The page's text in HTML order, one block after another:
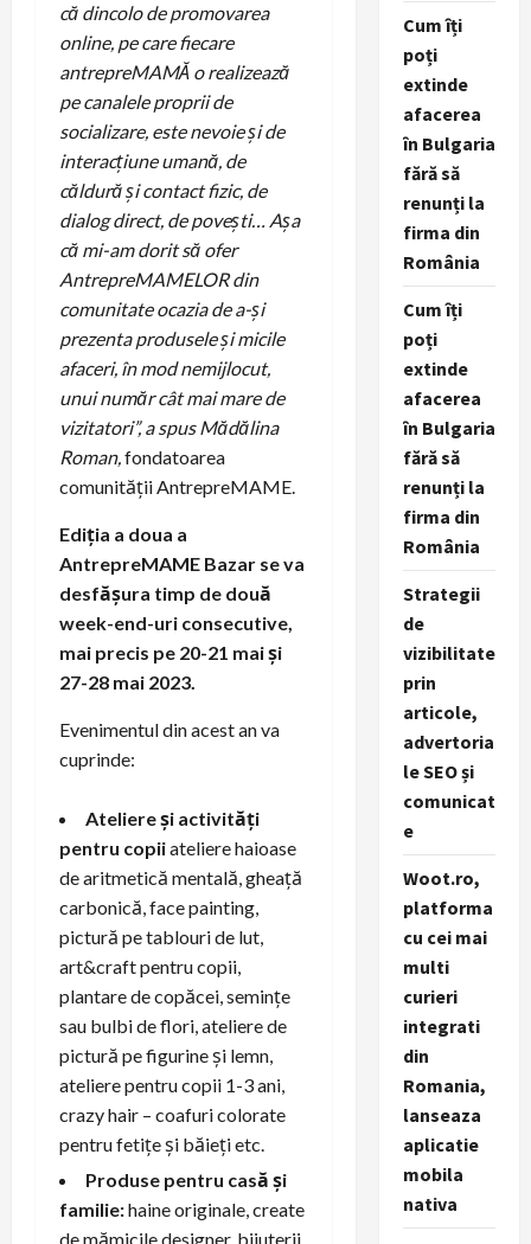
că dincolo de promovarea
online, pe care fiecare
antrepreMAMĂ o realizează
pe canalele proprii de
socializare, este nevoie și de
interacțiune umană, de
căldură și contact fizic, de
dialog direct, de povești… Așa
că mi-am dorit să ofer
AntrepreMAMELOR din
comunitate ocazia de a-și
prezenta produsele și micile
afaceri, în mod nemijlocut,
unui număr cât mai mare de
vizitatori”, a spus Mădălina
Roman,fondatoarea
comunității AntrepreMAME.
Ediția a doua a
AntrepreMAME Bazar se va
desfășura timp de două
week-end-uri consecutive,
mai precis pe 20-21 mai și
27-28 mai 2023.
Evenimentul din acest an va
cuprinde:
Ateliere și activități
pentru copiiateliere haioase
de aritmetică mentală, gheață
carbonică, face painting,
pictură pe tablouri de lut,
art&craft pentru copii,
plantare de copăcei, semințe
sau bulbi de flori, ateliere de
pictură pe figurine și lemn,
ateliere pentru copii 1-3 ani,
crazy hair – coafuri colorate
pentru fetițe și băieți etc.
Produse pentru casă și
familie:haine originale, create
de mămicile designer, bijuterii
Cum îți
poți
extinde
afacerea
în Bulgaria
fără să
renunți la
firma din
România
Cum îți
poți
extinde
afacerea
în Bulgaria
fără să
renunți la
firma din
România
Strategii
de
vizibilitate
prin
articole,
advertoria
le SEO și
comunicat
e
Woot.ro,
platforma
cu cei mai
multi
curieri
integrati
din
Romania,
lanseaza
aplicatie
mobila
nativa